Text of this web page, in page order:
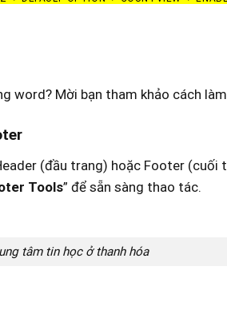
word? Mời bạn tham khảo cách
(đầu trang) hoặc Footer (cuối
Tools” để sẵn sàng thao tác.
tâm tin học ở thanh hóa